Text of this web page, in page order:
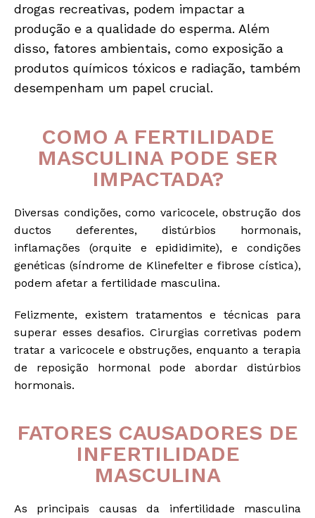
drogas recreativas, podem impactar a
produção e a qualidade do esperma. Além
disso, fatores ambientais, como exposição a
produtos químicos tóxicos e radiação, também
desempenham um papel crucial.
COMO A FERTILIDADE
MASCULINA PODE SER
IMPACTADA?
Diversas condições, como varicocele, obstrução dos
ductos deferentes, distúrbios hormonais,
inflamações (orquite e epididimite), e condições
genéticas (síndrome de Klinefelter e fibrose cística),
podem afetar a fertilidade masculina.
Felizmente, existem tratamentos e técnicas para
superar esses desafios. Cirurgias corretivas podem
tratar a varicocele e obstruções, enquanto a terapia
de reposição hormonal pode abordar distúrbios
hormonais.
FATORES CAUSADORES DE
INFERTILIDADE
MASCULINA
As principais causas da infertilidade masculina